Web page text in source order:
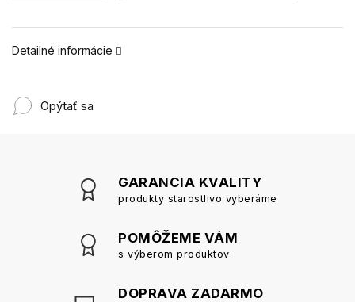
Detailné informácie
Opýtať sa
GARANCIA KVALITY
produkty starostlivo vyberáme
POMÔŽEME VÁM
s výberom produktov
DOPRAVA ZADARMO